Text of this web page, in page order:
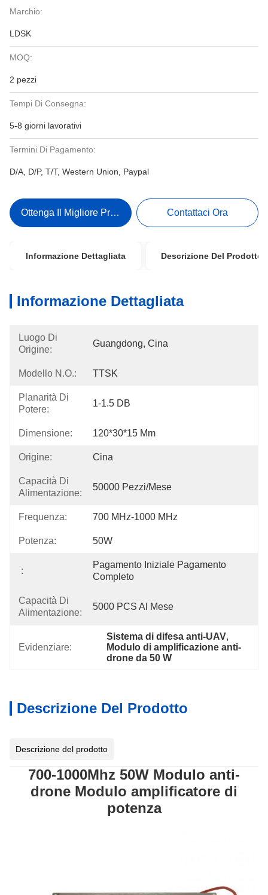
Marchio:
LDSK
MOQ:
2 pezzi
Tempi Di Consegna:
5-8 giorni lavorativi
Termini Di Pagamento:
D/A, D/P, T/T, Western Union, Paypal
Ottenga Il Migliore Prezzo Contattaci Ora
Informazione Dettagliata Descrizione Del Prodotto
Informazione Dettagliata
Luogo Di
Origine:
Guangdong, Cina
Modello N.O.: TTSK
Planarità Di
Potere:
1-1.5 DB
Dimensione: 120*30*15 Mm
Origine: Cina
Capacità Di
Alimentazione:
50000 Pezzi/mese
Frequenza: 700 MHz-1000 MHz
Potenza: 50W
:
Pagamento Iniziale Pagamento
Completo
Capacità Di
Alimentazione:
5000 PCS Al Mese
Evidenziare:
Sistema di difesa anti-UAV,
Modulo di amplificazione anti-
drone da 50 W
Descrizione Del Prodotto
Descrizione del prodotto
700-1000Mhz 50W Modulo anti-
drone Modulo amplificatore di
potenza